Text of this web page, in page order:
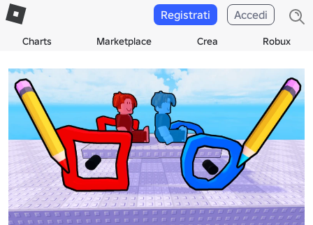
Charts Marketplace Crea Robux
Registrati Accedi